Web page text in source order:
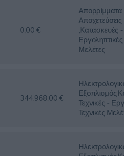
0,00 €
,Κατασκευές
Εργοληπτικές
Μελέτες
344.968,00 €
Τεχνικές -
Τεχνικές